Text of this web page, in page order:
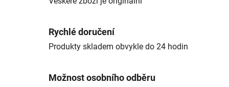
Rychlé doručení
Produkty skladem obvykle do 24 hodin
Možnost osobního odběru